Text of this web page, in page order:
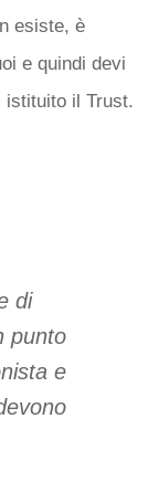
esiste, è
e quindi devi
istituito il Trust.
di
punto
e